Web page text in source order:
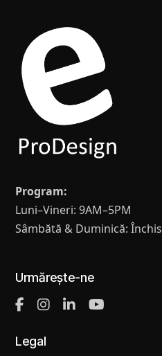
Program:
Luni–Vineri: 9AM–5PM
Sâmbătă & Duminică: Închis
Urmărește-ne
Legal